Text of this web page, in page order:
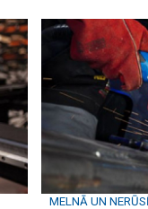
MELNĀ UN